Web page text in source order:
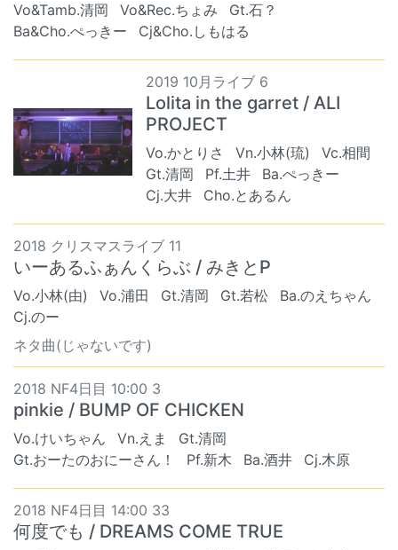
Vo&Tamb.清岡 Vo&Rec.ちょみ
Gt.石？
Ba&Cho.ぺっきー
Cj&Cho.しもはる
2019 10月ライブ 6
Lolita in the garret / ALI
PROJECT
Vo.かとりさ Vn.小林(琉)
Vc.相間
Gt.清岡
Pf.土井
Ba.ぺっきー
Cj.大井
Cho.とあるん
2018 クリスマスライブ 11
いーあるふぁんくらぶ / みきとP
Vo.小林(由) Vo.浦田 Gt.清岡 Gt.若松
Ba.のえちゃん
Cj.のー
ネタ曲(じゃないです)
2018 NF4日目 10:00 3
pinkie / BUMP OF CHICKEN
Vo.けいちゃん Vn.えま
Gt.清岡
Gt.おーたのおにーさん！
Pf.新木 Ba.酒井 Cj.木原
2018 NF4日目 14:00 33
何度でも / DREAMS COME TRUE